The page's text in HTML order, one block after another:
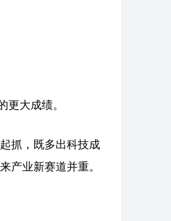
大成绩。
抓，既多出科技成
产业新赛道并重。